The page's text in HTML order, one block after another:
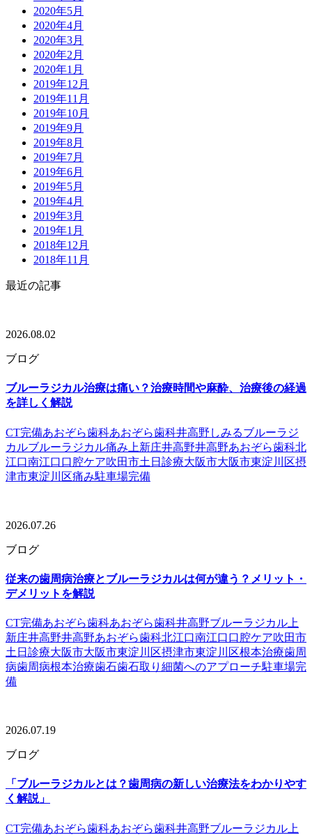
2020年5月
2020年4月
2020年3月
2020年2月
2020年1月
2019年12月
2019年11月
2019年10月
2019年9月
2019年8月
2019年7月
2019年6月
2019年5月
2019年4月
2019年3月
2019年1月
2018年12月
2018年11月
最近の記事
2026.08.02
ブログ
ブルーラジカル治療は痛い？治療時間や麻酔、治療後の経過
を詳しく解説
CT完備あおぞら歯科あおぞら歯科井高野 しみるブルーラジ
カルブルーラジカル痛み 上新庄井高野井高野あおぞら歯科北
江口南江口口腔ケア吹田市土日診療大阪市大阪市東淀川区摂
津市東淀川区痛み駐車場完備
2026.07.26
ブログ
従来の歯周病治療とブルーラジカルは何が違う？メリット・
デメリットを解説
CT完備あおぞら歯科あおぞら歯科井高野ブルーラジカル 上
新庄井高野井高野あおぞら歯科北江口南江口口腔ケア吹田市
土日診療大阪市大阪市東淀川区摂津市東淀川区根本治療歯周
病歯周病根本治療歯石歯石取り 細菌へのアプローチ駐車場完
備
2026.07.19
ブログ
「ブルーラジカルとは？歯周病の新しい治療法をわかりやす
く解説」
CT完備あおぞら歯科あおぞら歯科井高野ブルーラジカル 上